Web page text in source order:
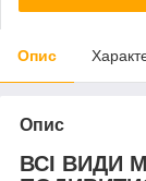
Опис
Опис
ВСІ ВИДИ